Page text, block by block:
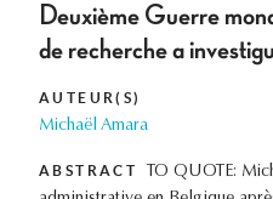
Deuxième Guerre
de recherche a
AUTEUR(S)
Michaël Amara
ABSTRACT
TO QUOTE: